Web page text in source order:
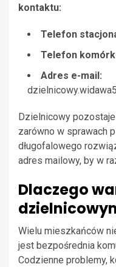
kontaktu:
Telefon
Telefon
Adres e-mail:
Dzielnicowy
zarówno w sprawach
długofalowego
adres mailowy, by w
Dlaczego
Wielu mieszkańców
jest bezpośrednia
Codzienne problemy,